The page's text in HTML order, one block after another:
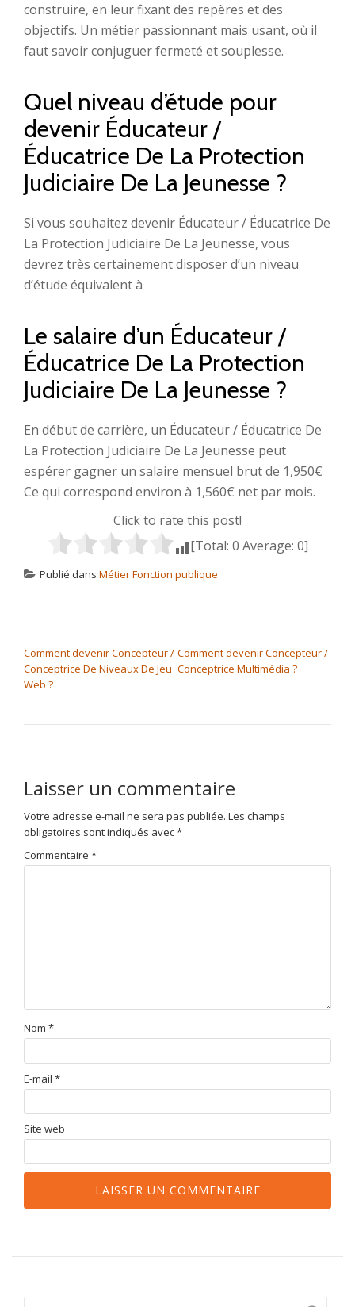
construire, en leur fixant des repères et des
objectifs. Un métier passionnant mais usant, où il
faut savoir conjuguer fermeté et souplesse.
Quel niveau d’étude pour
devenir Éducateur /
Éducatrice De La Protection
Judiciaire De La Jeunesse ?
Si vous souhaitez devenir Éducateur / Éducatrice De
La Protection Judiciaire De La Jeunesse, vous
devrez très certainement disposer d’un niveau
d’étude équivalent à
Le salaire d’un Éducateur /
Éducatrice De La Protection
Judiciaire De La Jeunesse ?
En début de carrière, un Éducateur / Éducatrice De
La Protection Judiciaire De La Jeunesse peut
espérer gagner un salaire mensuel brut de 1,950€
Ce qui correspond environ à 1,560€ net par mois.
Click to rate this post!
[Total: 0 Average: 0]
Publié dans Métier Fonction publique
Comment devenir Concepteur /
Conceptrice De Niveaux De Jeu
Web ?
Comment devenir Concepteur /
Conceptrice Multimédia ?
Laisser un commentaire
Votre adresse e-mail ne sera pas publiée. Les champs
obligatoires sont indiqués avec*
Commentaire *
Nom *
E-mail *
Site web